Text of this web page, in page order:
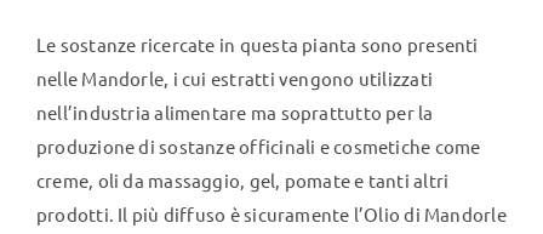
Le sostanze ricercate in questa pianta sono presenti
nelle Mandorle, i cui estratti vengono utilizzati
nell’industria alimentare ma soprattutto per la
produzione di sostanze officinali e cosmetiche come
creme, oli da massaggio, gel, pomate e tanti altri
prodotti. Il più diffuso è sicuramente l’Olio di Mandorle